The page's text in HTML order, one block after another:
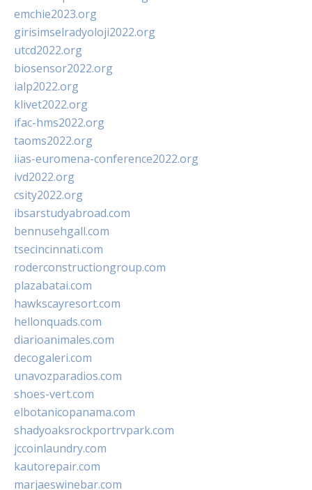
emchie2023.org
girisimselradyoloji2022.org
utcd2022.org
biosensor2022.org
ialp2022.org
klivet2022.org
ifac-hms2022.org
taoms2022.org
iias-euromena-conference2022.org
ivd2022.org
csity2022.org
ibsarstudyabroad.com
bennusehgall.com
tsecincinnati.com
roderconstructiongroup.com
plazabatai.com
hawkscayresort.com
hellonquads.com
diarioanimales.com
decogaleri.com
unavozparadios.com
shoes-vert.com
elbotanicopanama.com
shadyoaksrockportrvpark.com
jccoinlaundry.com
kautorepair.com
marjaeswinebar.com